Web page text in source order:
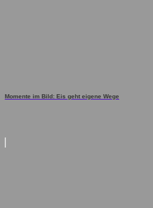
Momente im Bild: Eis geht eigene Wege